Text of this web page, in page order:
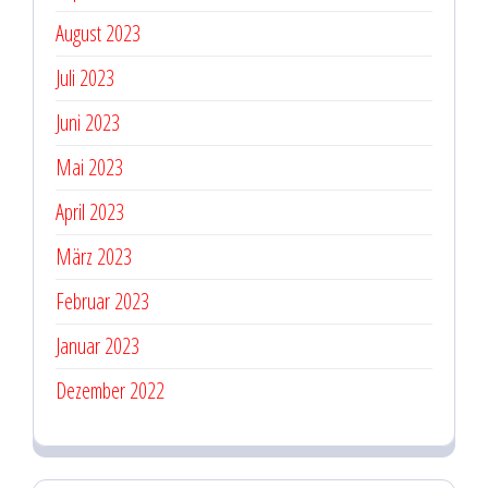
August 2023
Juli 2023
Juni 2023
Mai 2023
April 2023
März 2023
Februar 2023
Januar 2023
Dezember 2022